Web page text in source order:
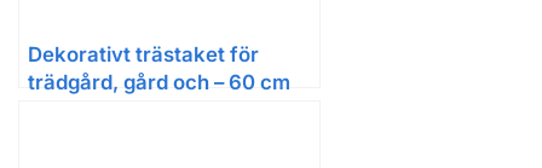
Dekorativt trästaket för
trädgård, gård och – 60 cm